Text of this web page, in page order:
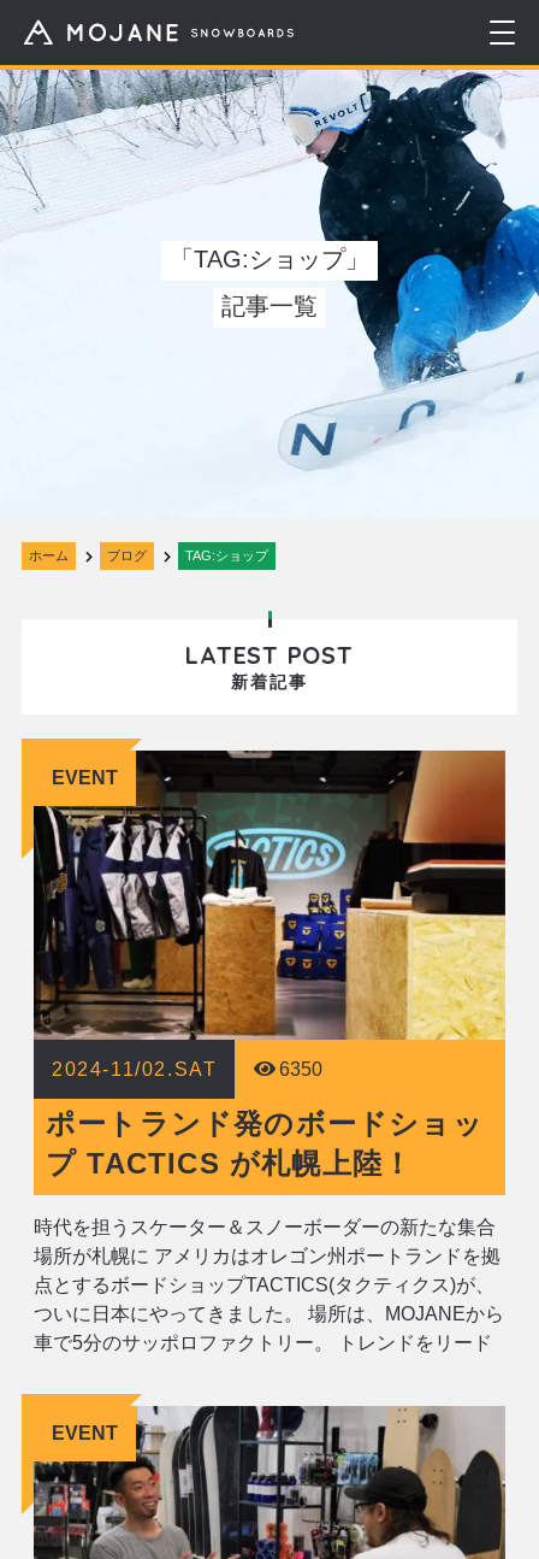
「TAG:ショップ」
記事一覧
ホーム ブログ TAG:ショップ
LATEST POST
新着記事
EVENT
2024-11/02.SAT 6350
ポートランド発のボードショッ
プ TACTICS が札幌上陸！
時代を担うスケーター＆スノーボーダーの新たな集合
場所が札幌に アメリカはオレゴン州ポートランドを拠
点とするボードショップTACTICS(タクティクス)が、
ついに日本にやってきました。 場所は、MOJANEから
車で5分のサッポロファクトリー。 トレンドをリード
国に向けて発信されます。 この新しいショップの顔ぶ
れには、キッズ時代
EVENT